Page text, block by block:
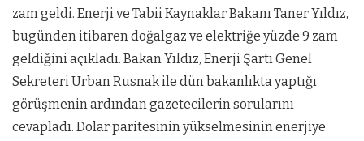
zam geldi. Enerji ve Tabii Kaynaklar Bakanı Taner Yıldız,
bugünden itibaren doğalgaz ve elektriğe yüzde 9 zam
geldiğini açıkladı. Bakan Yıldız, Enerji Şartı Genel
Sekreteri Urban Rusnak ile dün bakanlıkta yaptığı
görüşmenin ardından gazetecilerin sorularını
cevapladı. Dolar paritesinin yükselmesinin enerjiye